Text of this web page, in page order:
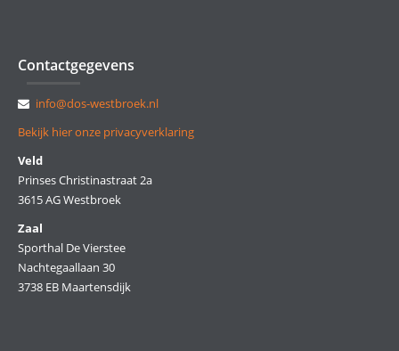
Contactgegevens
info@dos-westbroek.nl
Bekijk hier onze privacyverklaring
Veld
Prinses Christinastraat 2a
3615 AG Westbroek
Zaal
Sporthal De Vierstee
Nachtegaallaan 30
3738 EB Maartensdijk